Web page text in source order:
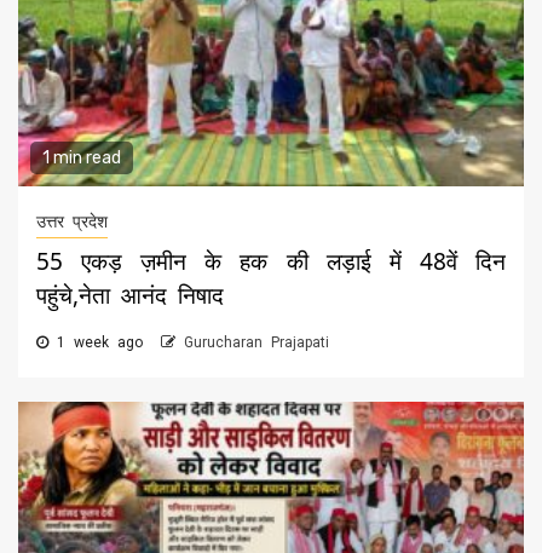
1 min read
उत्तर प्रदेश
55 एकड़ ज़मीन के हक की लड़ाई में 48वें दिन
पहुंचे,नेता आनंद निषाद
1 week ago Gurucharan Prajapati